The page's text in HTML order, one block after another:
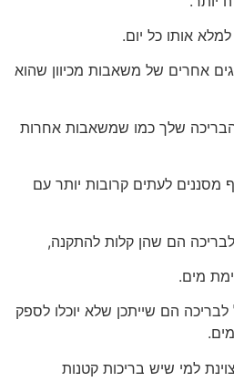
אותו כל יום.
אחרים של משאבות מכיוון שהוא
שלך כמו שמשאבות אחרות
מסננים לעתים קרובות יותר עם
הם שהן קלות להתקנה,
מים.
הם שייתכן שלא יוכלו לספק
למי שיש בריכות קטנות